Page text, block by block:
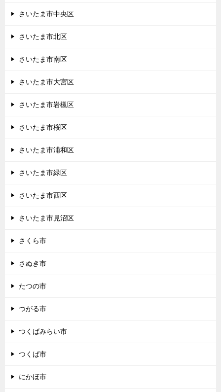
さいたま市中央区
さいたま市北区
さいたま市南区
さいたま市大宮区
さいたま市岩槻区
さいたま市桜区
さいたま市浦和区
さいたま市緑区
さいたま市西区
さいたま市見沼区
さくら市
さぬき市
たつの市
つがる市
つくばみらい市
つくば市
にかほ市